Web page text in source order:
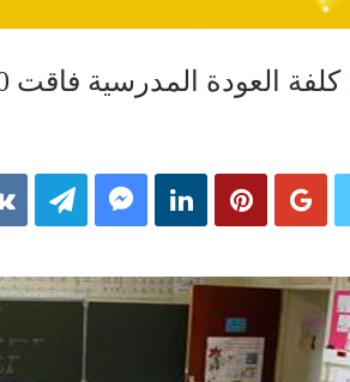
المدرسية فاقت 2000 مليون دينار